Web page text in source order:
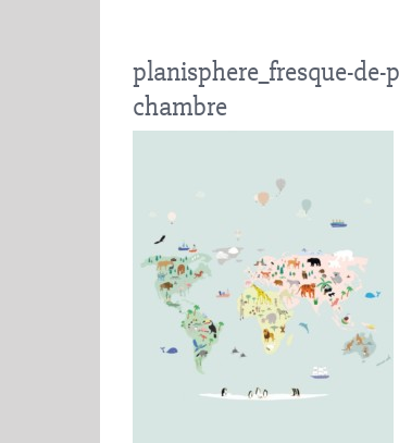
planisphere_fresque-
chambre